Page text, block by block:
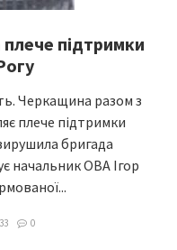
підтримки
Черкащина разом з
плече підтримки
бригада
начальник ОВА Ігор
0